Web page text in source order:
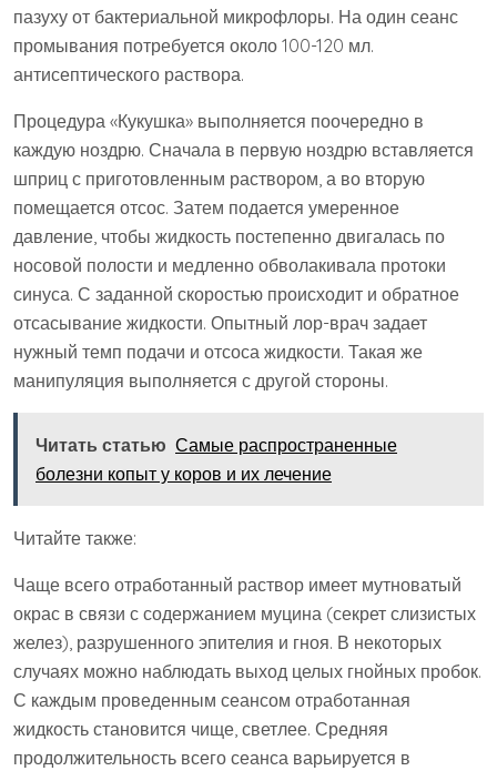
пазуху от бактериальной микрофлоры. На один сеанс
промывания потребуется около 100-120 мл.
антисептического раствора.
Процедура «Кукушка» выполняется поочередно в
каждую ноздрю. Сначала в первую ноздрю вставляется
шприц с приготовленным раствором, а во вторую
помещается отсос. Затем подается умеренное
давление, чтобы жидкость постепенно двигалась по
носовой полости и медленно обволакивала протоки
синуса. С заданной скоростью происходит и обратное
отсасывание жидкости. Опытный лор-врач задает
нужный темп подачи и отсоса жидкости. Такая же
манипуляция выполняется с другой стороны.
Читать статью Самые распространенные
болезни копыт у коров и их лечение
Читайте также:
Чаще всего отработанный раствор имеет мутноватый
окрас в связи с содержанием муцина (секрет слизистых
желез), разрушенного эпителия и гноя. В некоторых
случаях можно наблюдать выход целых гнойных пробок.
С каждым проведенным сеансом отработанная
жидкость становится чище, светлее. Средняя
продолжительность всего сеанса варьируется в